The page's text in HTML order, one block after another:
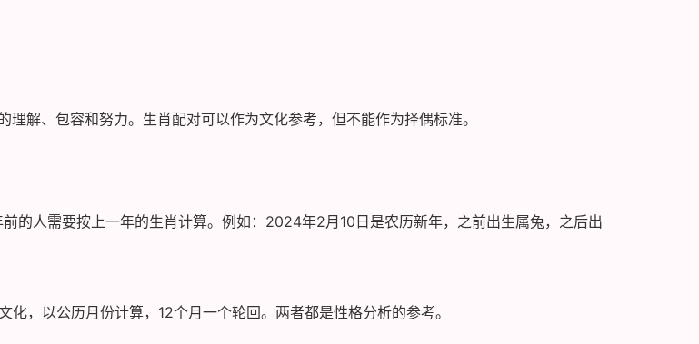
解、包容和努力。生肖配对可以作为文化参考，但不能作为择偶标准。
的人需要按上一年的生肖计算。例如：2024年2月10日是农历新年，之前出生属兔，之后出
，以公历月份计算，12个月一个轮回。两者都是性格分析的参考。